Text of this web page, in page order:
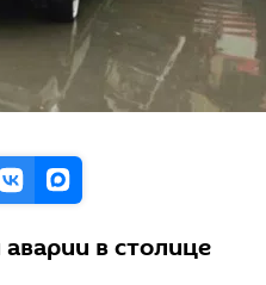
в столице